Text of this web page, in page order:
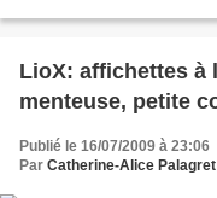
LioX: affichettes à
menteuse, petite
Publié le 16/07/2009 à 23:06
Par Catherine-Alice Palagret